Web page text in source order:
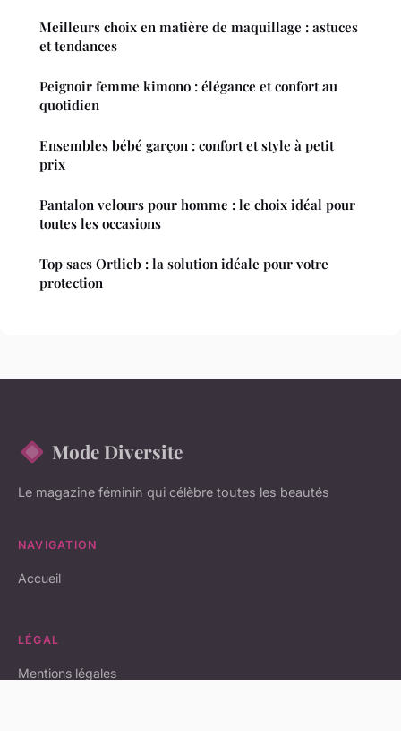
Meilleurs choix en matière de maquillage : astuces
et tendances
Peignoir femme kimono : élégance et confort au
quotidien
Ensembles bébé garçon : confort et style à petit
prix
Pantalon velours pour homme : le choix idéal pour
toutes les occasions
Top sacs Ortlieb : la solution idéale pour votre
protection
Mode Diversite
Le magazine féminin qui célèbre toutes les beautés
NAVIGATION
Accueil
LÉGAL
Mentions légales